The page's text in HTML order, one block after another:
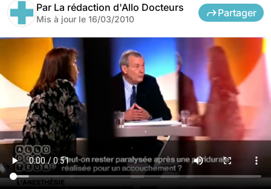
Par La rédaction d'Allo Docteurs
Mis à jour le 16/03/2010
Partager